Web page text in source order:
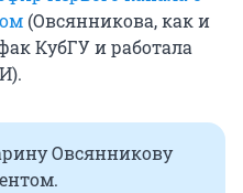
(Овсянникова, как и
КубГУ и работала
Овсянникову